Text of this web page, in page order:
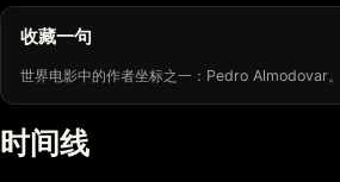
收藏一句
世界电影中的作者坐标之一：Pedro Almodovar。
时间线